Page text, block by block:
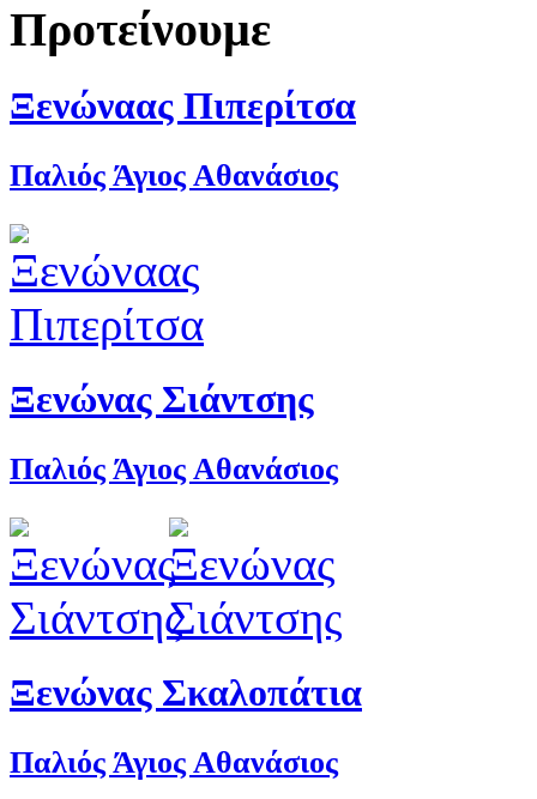
Προτείνουμε
Ξενώναας Πιπερίτσα
Παλιός Άγιος Αθανάσιος
Ξενώνας Σιάντσης
Παλιός Άγιος Αθανάσιος
Ξενώνας Σκαλοπάτια
Παλιός Άγιος Αθανάσιος